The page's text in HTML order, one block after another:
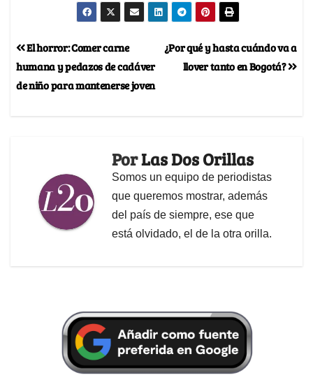
¿Por qué y hasta cuándo va a
llover tanto en Bogotá?
El horror: Comer carne
humana y pedazos de cadáver
de niño para mantenerse joven
PorLas Dos Orillas
Somos un equipo de periodistas
que queremos mostrar, además
del país de siempre, ese que
está olvidado, el de la otra orilla.